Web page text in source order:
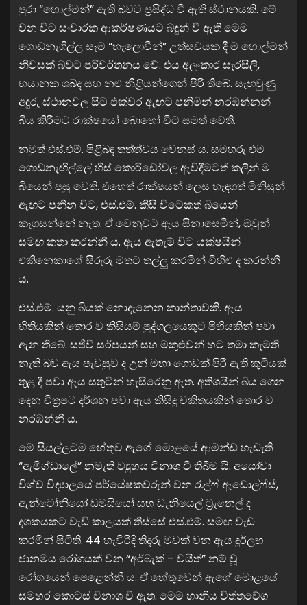
පුරා “හොල්මන්” ඇති බවට ප්‍රසිද්ධ වී ඇති ස්ථානයකි. මේ
වන විට සංචාරක ආකර්ෂණයට බඳුන් වී ඇති මෙම
ගොඩනැගිල්ල සෑම “හැලොවීන්” උත්සවයක දී ම හොල්මන්
නිවසක් බවට පරිවර්තනය වේ. එය අලංකාර සැරසිලි,
භයානක ශබ්ද සහ නළු නිළියන්ගෙන් පිරී තිබේ. සැඟවුණු
අඳුරු ස්ථානවල සිට එක්වර ඇඟට පනිමින් නරඹන්නන්
බිය කිරීමට රාක්ෂයෝ බොහෝ විට සමත් වෙති.
නමුත් එස්.එම්. පිළිබඳ තත්ත්වය වෙනස් ය. සමහරු එම
ගොඩනැඟිල්ලේ හිස් කොරිඩෝවල ඇවිදීමටත් කලින් ම
බියෙන් පසු වෙති. එහෙත් රාක්ෂයන් ලෙස හැඳගත් මිනිසුන්
ඇඟට පනින විට, එස්.එම්. කිසි විටෙකත් බියෙන්
කෑගසන්නේ නැත. ඒ වෙනුවට ඇය සිනාසෙමින්, ඔවුන්
සමඟ කතා කරන්නී ය. ඇය ඇතැම් විට යක්ෂයින්
එකිනෙකාගේ සිරුරු මතට තල්ලු කරමින් විහිළු ද කරන්නී
ය.
එස්.එම්. යනු බියක් නොදැනෙන කාන්තාවකි. ඇය
භීතියකින් තොර ව කිසියම් පුද්ගලයෙකුට පිහියකින් පවා
ඇන තිබේ. සජීවී සර්පයන් සහ මකුළුවන් හට තමා කැමති
නැති බව ඇය පැවසුව ද උන් මහා ගොඩක් පිරී ඇති කුටියක්
තුළ දී පවා ඇය සතුටින් හැසිරෙනු ඇත. අතිශයින් බිය ගෙන
දෙන චිත්‍රපට දර්ශන පවා ඇය කිසිදු චකිතයකින් තොර ව
නරඹන්නී ය.
මේ සියල්ලටම හේතුව ඇගේ මොළයේ ආමන්ඩ් හැඩැති
“ඇමිග්ඩාලේ” නමැති ව්‍යුහය විනාශ වී තිබීම යි. අයෝවා
විශ්ව විද්‍යාලයේ පර්යේෂකවරුන් වන රැල්ෆ් ඇඩොල්ෆ්ස්,
ඇන්ටෝනියෝ ඩමසියෝ සහ ඩැනියෙල් ට්‍රැනෙල් ද
දශකයකට වැඩි කාලයක් තිස්සේ එස්.එම්. සමඟ වැඩ
කරමින් සිටිති. 44 හැවිරිදි තිදරු මවක් වන ඇය දුර්ලභ
ජානමය රෝගයක් වන “අර්බැක් – වයිත්” නම් වූ
රෝගයෙන් පෙළෙන්නී ය. ඒ හේතුවෙන් ඇගේ මොළයේ
සමහර කොටස් විනාශ වී ඇත. මෙම හානිය චිත්තවේග